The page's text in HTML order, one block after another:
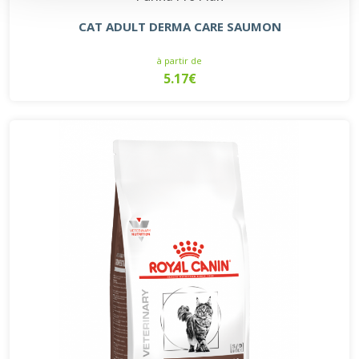
CAT ADULT DERMA CARE SAUMON
à partir de
5.17€